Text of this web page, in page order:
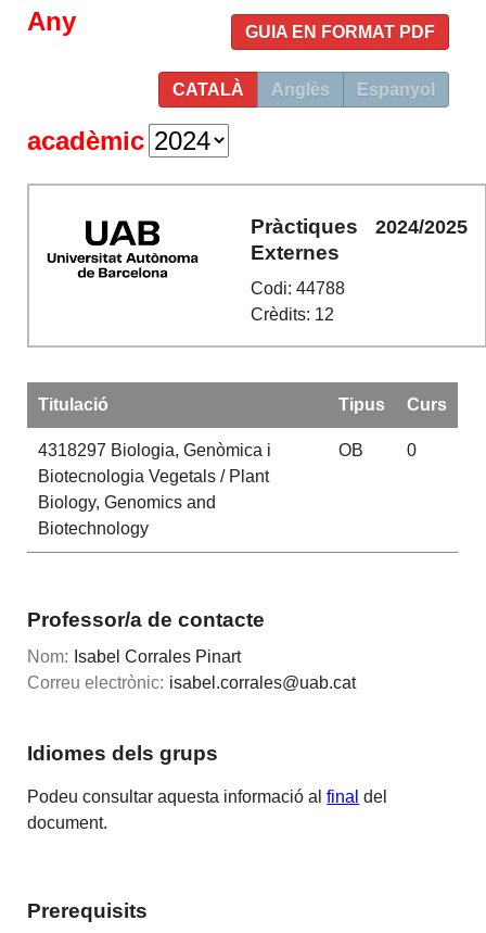
GUIA EN FORMAT PDF
CATALÀ Anglès Espanyol
Any
acadèmic
Pràctiques
Externes
Codi: 44788
Crèdits: 12
2024/2025
Titulació Tipus Curs
4318297 Biologia, Genòmica i
Biotecnologia Vegetals / Plant
Biology, Genomics and
Biotechnology
OB 0
Professor/a de contacte
Nom: Isabel Corrales Pinart
Correu electrònic: isabel.corrales@uab.cat
Idiomes dels grups
Podeu consultar aquesta informació alfinal del
document.
Prerequisits